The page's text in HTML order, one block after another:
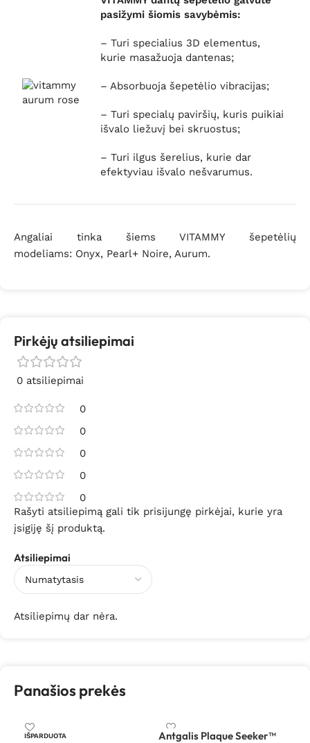
pasižymi šiomis savybėmis:
– Turi specialius 3D elementus,
kurie masažuoja dantenas;
– Absorbuoja šepetėlio vibracijas;
– Turi specialų paviršių, kuris puikiai
išvalo liežuvį bei skruostus;
– Turi ilgus šerelius, kurie dar
efektyviau išvalo nešvarumus.
Angaliai tinka šiems VITAMMY šepetėlių
modeliams: Onyx, Pearl+ Noire, Aurum.
Pirkėjų atsiliepimai
0 atsiliepimai
0
0
0
0
0
Atsiliepimai
Atsiliepimų dar nėra.
Rašyti atsiliepimą gali tik prisijungę pirkėjai, kurie yra
įsigiję šį produktą.
Panašios prekės
IŠPARDUOTA
Antgalis Plaque Seeker™